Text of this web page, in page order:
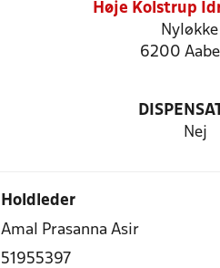
Høje Kolstrup
Nyløkke
6200
Nej
Holdleder
Amal Prasanna Asir
51955397